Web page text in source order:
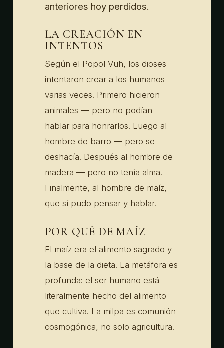
anteriores hoy perdidos.
LA CREACIÓN EN
INTENTOS
Según el Popol Vuh, los dioses
intentaron crear a los humanos
varias veces. Primero hicieron
animales — pero no podían
hablar para honrarlos. Luego al
hombre de barro — pero se
deshacía. Después al hombre de
madera — pero no tenía alma.
Finalmente, al hombre de maíz,
que sí pudo pensar y hablar.
POR QUÉ DE MAÍZ
El maíz era el alimento sagrado y
la base de la dieta. La metáfora es
profunda: el ser humano está
literalmente hecho del alimento
que cultiva. La milpa es comunión
cosmogónica, no solo agricultura.